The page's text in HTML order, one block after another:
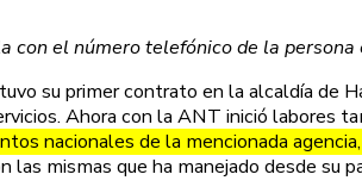
con el número telefónico de la
su primer contrato en la alcaldía de
Ahora con la ANT inició labores
nacionales de la mencionada
las mismas que ha manejado desde su